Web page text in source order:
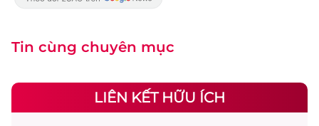
Tin cùng chuyên mục
LIÊN KẾT HỮU ÍCH